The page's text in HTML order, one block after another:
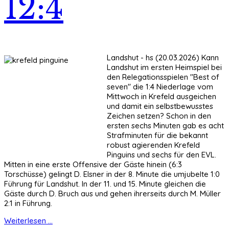
12:4
Landshut - hs (20.03.2026) Kann
Landshut im ersten Heimspiel bei
den Relegationsspielen "Best of
seven" die 1:4 Niederlage vom
Mittwoch in Krefeld ausgeichen
und damit ein selbstbewusstes
Zeichen setzen? Schon in den
ersten sechs Minuten gab es acht
Strafminuten für die bekannt
robust agierenden Krefeld
Pinguins und sechs für den EVL.
Mitten in eine erste Offensive der Gäste hinein (6:3
Torschüsse) gelingt D. Elsner in der 8. Minute die umjubelte 1:0
Führung für Landshut. In der 11. und 15. Minute gleichen die
Gäste durch D. Bruch aus und gehen ihrerseits durch M. Müller
2:1 in Führung.
Weiterlesen ...